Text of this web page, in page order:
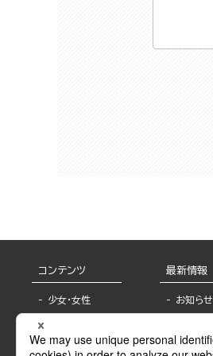
コンテンツ
少女・女性
BL
最新情報
お知らせ
報